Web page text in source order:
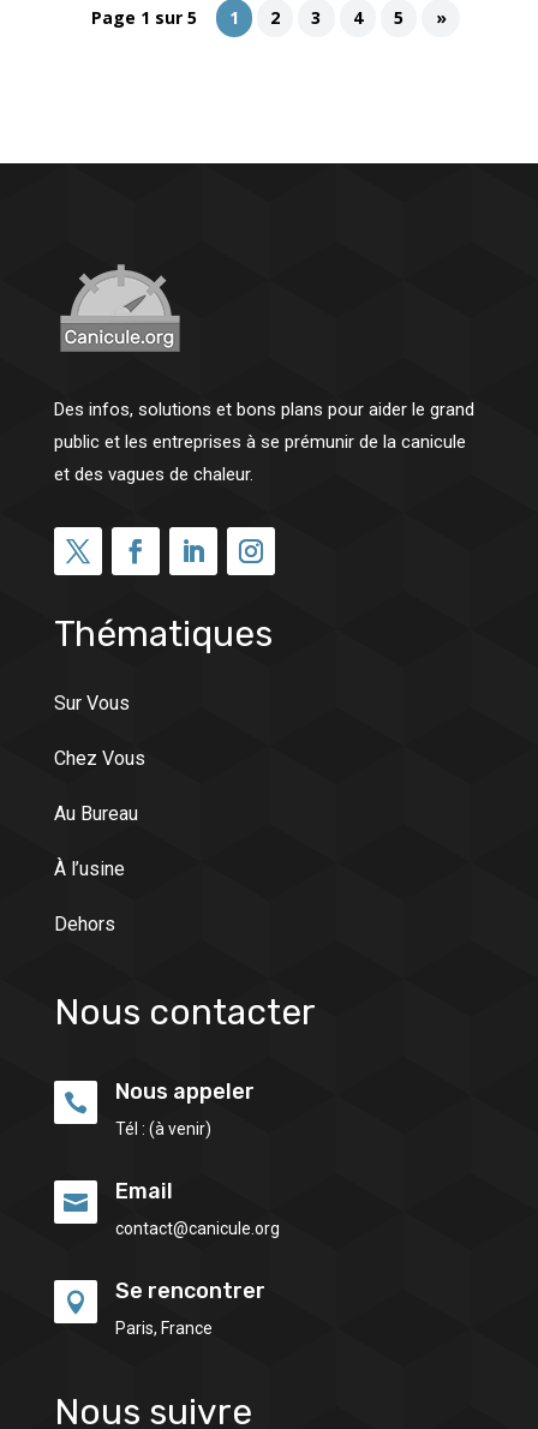
Page 1 sur 5 1 2 3 4 5 »
Des infos, solutions et bons plans pour aider le grand
public et les entreprises à se prémunir de la canicule
et des vagues de chaleur.
Thématiques
Sur Vous
Chez Vous
Au Bureau
À l’usine
Dehors
Nous contacter
 Nous appeler
Tél : (à venir)
 Email
contact@canicule.org
 Se rencontrer
Paris, France
Nous suivre